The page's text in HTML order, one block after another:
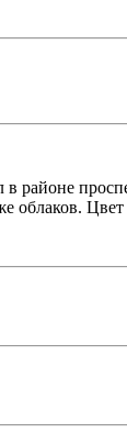
районе
облаков.